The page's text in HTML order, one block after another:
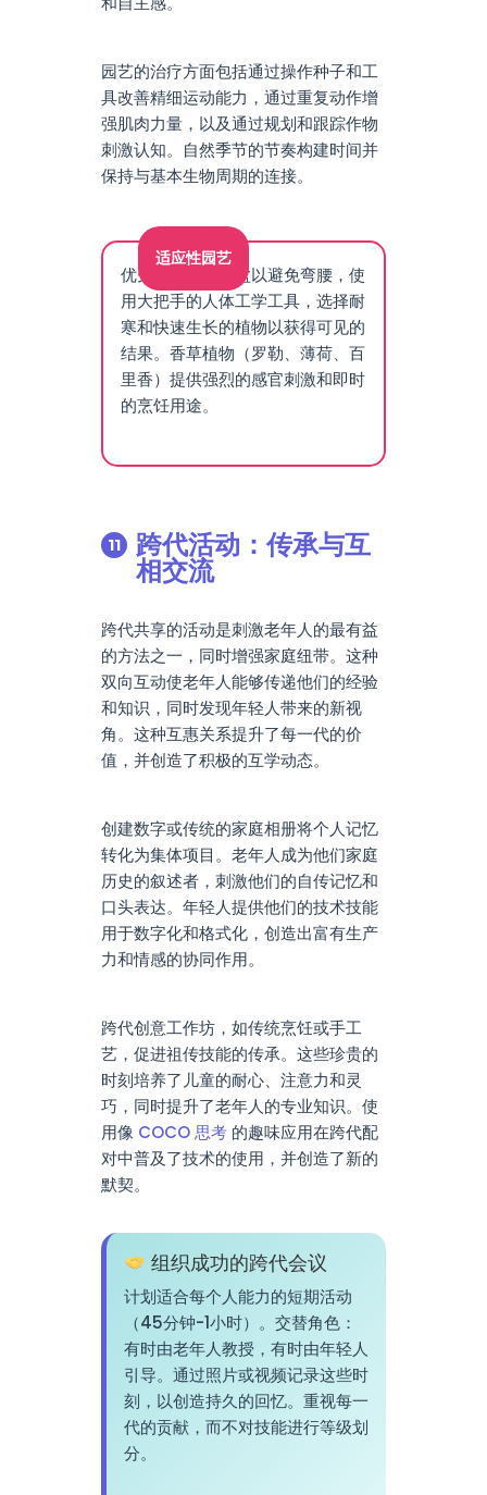
园艺的治疗方面包括通过操作种子和工
具改善精细运动能力，通过重复动作增
强肌肉力量，以及通过规划和跟踪作物
刺激认知。自然季节的节奏构建时间并
保持与基本生物周期的连接。
适应性园艺
优先选择高架花盆以避免弯腰，使
用大把手的人体工学工具，选择耐
寒和快速生长的植物以获得可见的
结果。香草植物（罗勒、薄荷、百
里香）提供强烈的感官刺激和即时
的烹饪用途。
跨代活动：传承与互
相交流
跨代共享的活动是刺激老年人的最有益
的方法之一，同时增强家庭纽带。这种
双向互动使老年人能够传递他们的经验
和知识，同时发现年轻人带来的新视
角。这种互惠关系提升了每一代的价
值，并创造了积极的互学动态。
创建数字或传统的家庭相册将个人记忆
转化为集体项目。老年人成为他们家庭
历史的叙述者，刺激他们的自传记忆和
口头表达。年轻人提供他们的技术技能
用于数字化和格式化，创造出富有生产
力和情感的协同作用。
跨代创意工作坊，如传统烹饪或手工
艺，促进祖传技能的传承。这些珍贵的
时刻培养了儿童的耐心、注意力和灵
巧，同时提升了老年人的专业知识。使
用像 COCO 思考的趣味应用在跨代配
对中普及了技术的使用，并创造了新的
默契。
组织成功的跨代会议
计划适合每个人能力的短期活动
（45分钟-1小时）。交替角色：
有时由老年人教授，有时由年轻人
引导。通过照片或视频记录这些时
刻，以创造持久的回忆。重视每一
代的贡献，而不对技能进行等级划
分。